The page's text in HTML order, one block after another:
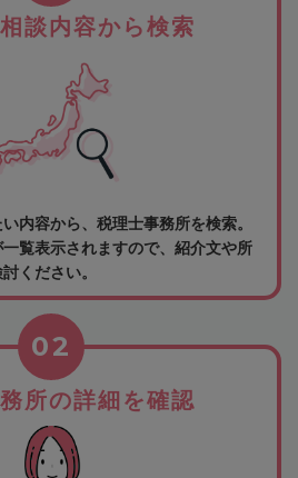
談内容から検索
内容から、税理士事務所を検索。
覧表示されますので、紹介文や所
ください。
所の詳細を確認
02